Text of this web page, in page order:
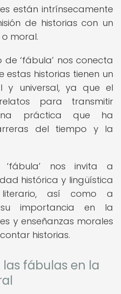
están intrínsecamente
de historias con un
moral.
de ‘fábula’ nos conecta
estas historias tienen un
y universal, ya que el
para transmitir
práctica que ha
del tiempo y la
nos invita a
histórica y lingüística
así como a
importancia en la
y enseñanzas morales
historias.
fábulas en la